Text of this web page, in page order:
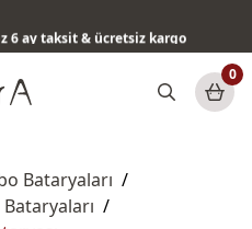
0
Bataryaları /
/